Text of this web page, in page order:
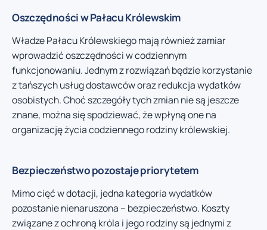
Oszczędności w Pałacu Królewskim
Władze Pałacu Królewskiego mają również zamiar
wprowadzić oszczędności w codziennym
funkcjonowaniu. Jednym z rozwiązań będzie korzystanie
z tańszych usług dostawców oraz redukcja wydatków
osobistych. Choć szczegóły tych zmian nie są jeszcze
znane, można się spodziewać, że wpłyną one na
organizację życia codziennego rodziny królewskiej.
Bezpieczeństwo pozostaje priorytetem
Mimo cięć w dotacji, jedna kategoria wydatków
pozostanie nienaruszona – bezpieczeństwo. Koszty
związane z ochroną króla i jego rodziny są jednymi z